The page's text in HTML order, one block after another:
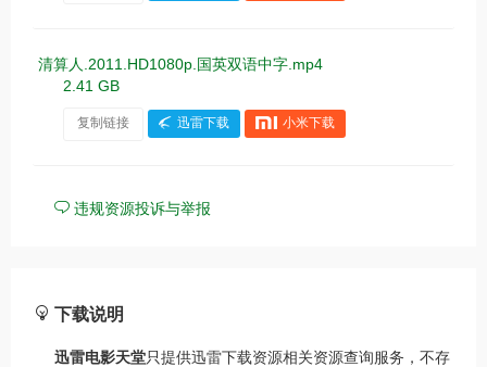
清算人.2011.HD1080p.国英双语中字.mp4
2.41 GB
复制链接 迅雷下载 小米下载
违规资源投诉与举报
下载说明
迅雷电影天堂只提供迅雷下载资源相关资源查询服务，不存